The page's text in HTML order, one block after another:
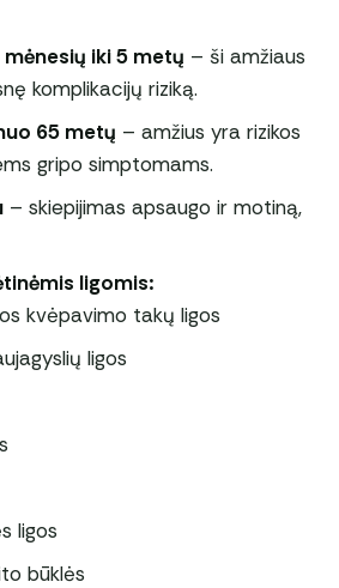
iki 5 metų – ši amžiaus
komplikacijų riziką.
65 metų – amžius yra rizikos
gripo simptomams.
– skiepijimas apsaugo ir motiną,
ligomis:
kvėpavimo takų ligos
ligos
ligos
būklės